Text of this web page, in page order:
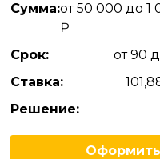
Сумма:от 50 000 до 1
Срок:
от 90
Ставка:
Решение:
Оформить